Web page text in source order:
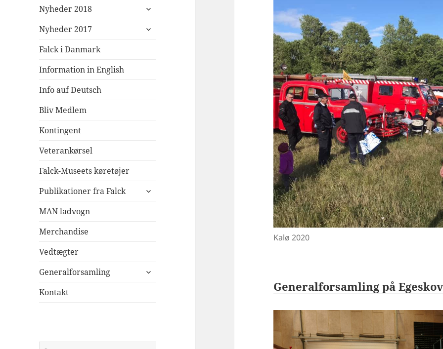
Nyheder 2018
udvid
Nyheder 2017
udvid
Falck i Danmark
Information in English
Info auf Deutsch
Bliv Medlem
Kontingent
Veterankørsel
Falck-Museets køretøjer
Publikationer fra Falck
udvid
MAN ladvogn
Merchandise
Vedtægter
Generalforsamling
udvid
Kontakt
Kalø 2020
Generalforsamling på Egeskov